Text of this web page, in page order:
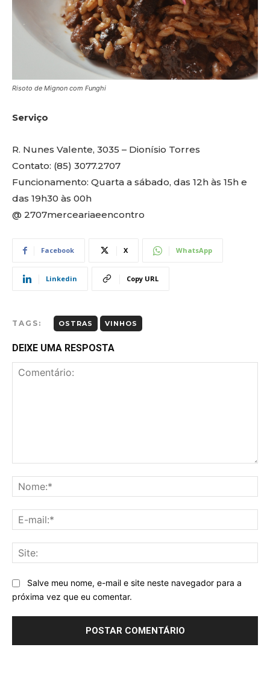
Risoto de Mignon com Funghi
Serviço
R. Nunes Valente, 3035 – Dionísio Torres
Contato: (85) 3077.2707
Funcionamento: Quarta a sábado, das 12h às 15h e
das 19h30 às 00h
@ 2707merceariaeencontro
Facebook X WhatsApp
Linkedin Copy URL
TAGS: OSTRAS VINHOS
DEIXE UMA RESPOSTA
Salve meu nome, e-mail e site neste navegador para a
próxima vez que eu comentar.